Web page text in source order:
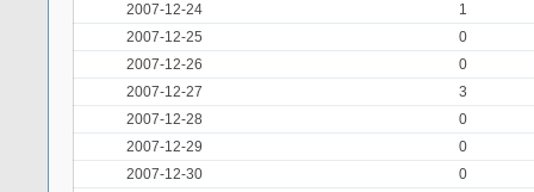
2007-12-24
1
2007-12-25
0
2007-12-26
0
2007-12-27
3
2007-12-28
0
2007-12-29
0
2007-12-30
0